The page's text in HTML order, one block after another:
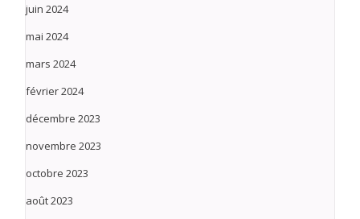
juin 2024
mai 2024
mars 2024
février 2024
décembre 2023
novembre 2023
octobre 2023
août 2023